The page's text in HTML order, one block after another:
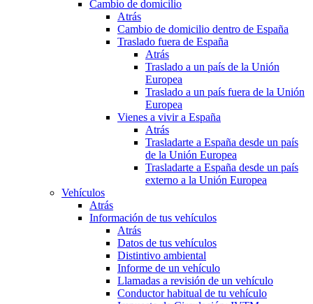
Cambio de domicilio
Atrás
Cambio de domicilio dentro de España
Traslado fuera de España
Atrás
Traslado a un país de la Unión
Europea
Traslado a un país fuera de la Unión
Europea
Vienes a vivir a España
Atrás
Trasladarte a España desde un país
de la Unión Europea
Trasladarte a España desde un país
externo a la Unión Europea
Vehículos
Atrás
Información de tus vehículos
Atrás
Datos de tus vehículos
Distintivo ambiental
Informe de un vehículo
Llamadas a revisión de un vehículo
Conductor habitual de tu vehículo